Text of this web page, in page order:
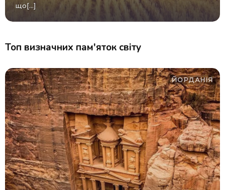
що[...]
Топ визначних пам'яток світу
ЙОРДАНІЯ